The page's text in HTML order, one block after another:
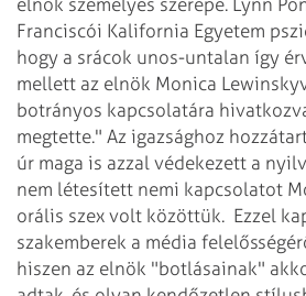
Franciscói Kalifornia Egyetem
hogy a srácok unos-untalan így
mellett az elnök Monica
botrányos kapcsolatára
megtette." Az igazsághoz
úr maga is azzal védekezett a
nem létesített nemi kapcsolatot
orális szex volt közöttük. Ezzel
szakemberek a média
hiszen az elnök "botlásainak"